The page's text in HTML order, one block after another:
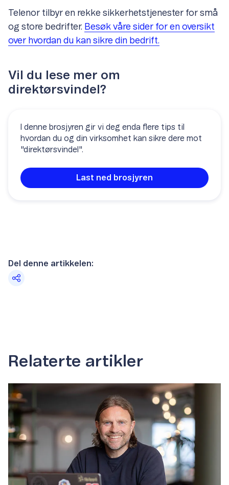
Telenor tilbyr en rekke sikkerhetstjenester for små
og store bedrifter. Besøk våre sider for en oversikt
over hvordan du kan sikre din bedrift.
Vil du lese mer om
direktørsvindel?
I denne brosjyren gir vi deg enda flere tips til
hvordan du og din virksomhet kan sikre dere mot
"direktørsvindel".
Last ned brosjyren
Del denne artikkelen:
Relaterte artikler